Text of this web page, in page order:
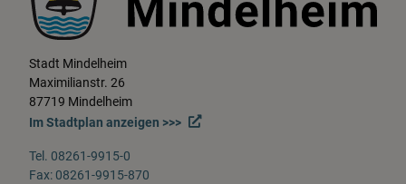
Stadt Mindelheim
Maximilianstr. 26
87719 Mindelheim
Im Stadtplan anzeigen >>>
Tel. 08261-9915-0
Fax: 08261-9915-870